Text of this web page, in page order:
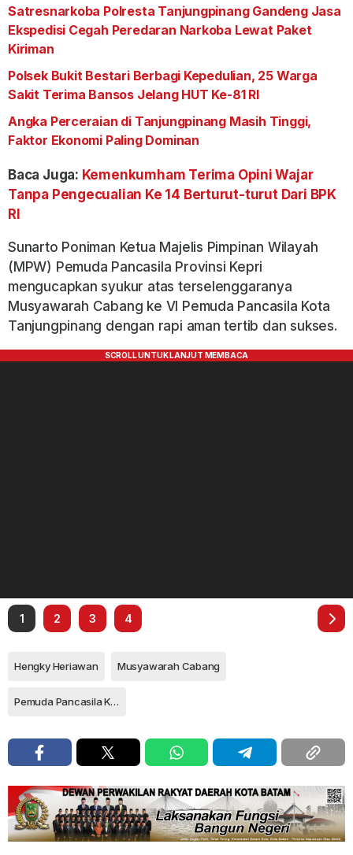
Satresnarkoba Polresta Tanjungpinang Gandeng Jasa
Ekspedisi Cegah Peredaran Narkoba Lewat Paket
Kiriman
Polsek Bukit Bestari Berbagi Kepedulian, 25 Warga
Sakit Terima Bansos Jelang HUT Ke-81 RI
Angka Perceraian di Tanjungpinang Masih Tinggi,
Faktor Ekonomi Paling Dominan
Baca Juga: Kemenkumham Terima Opini Wajar
Tanpa Pengecualian Ke 14 Berturut-turut Dari BPK
RI
Sunarto Poniman Ketua Majelis Pimpinan Wilayah
(MPW) Pemuda Pancasila Provinsi Kepri
mengucapkan syukur atas terselenggaranya
Musyawarah Cabang ke VI Pemuda Pancasila Kota
Tanjungpinang dengan rapi aman tertib dan sukses.
1 2 3 4
Hengky Heriawan Musyawarah Cabang
Pemuda Pancasila Kota Tanjungpinang